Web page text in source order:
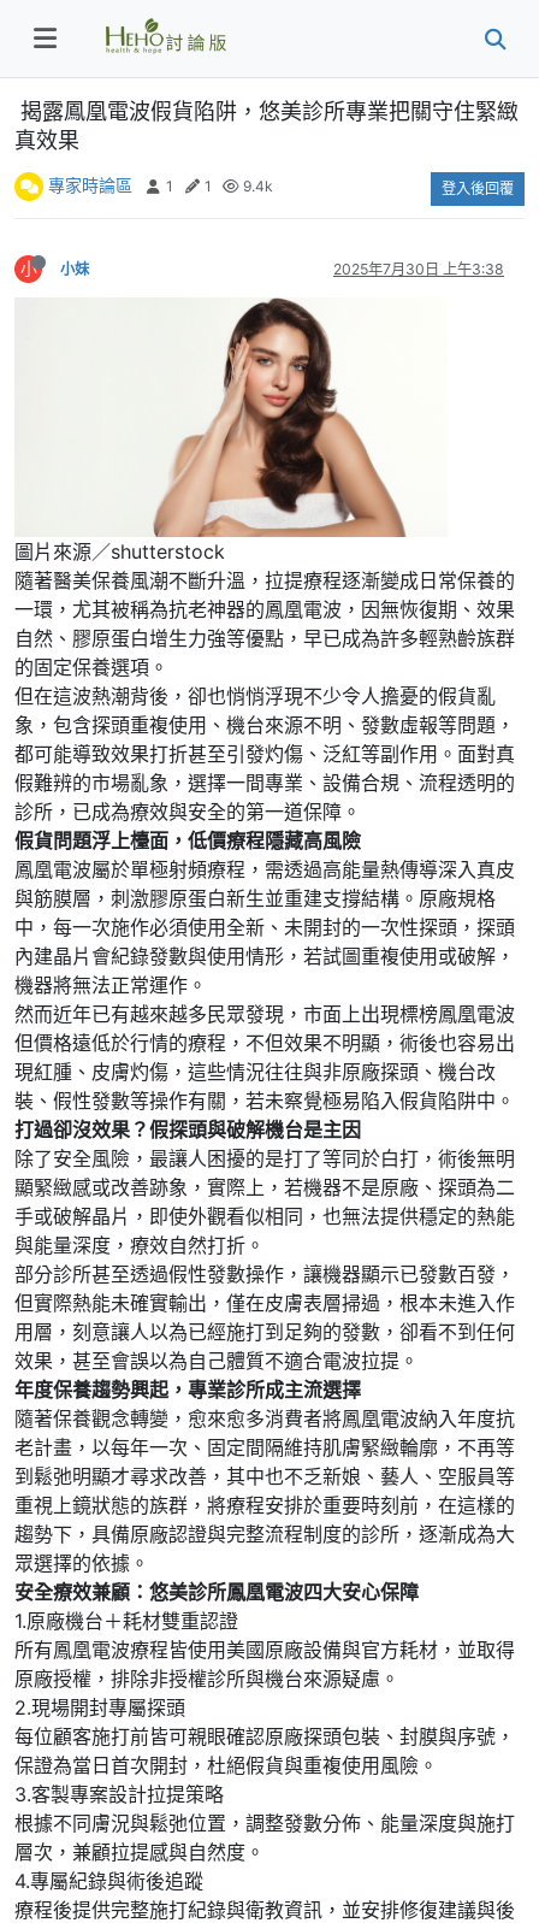
揭露鳳凰電波假貨陷阱，悠美診所專業把關守住緊緻
真效果
專家時論區 1 1 9.4k 登入後回覆
小 小妹 2025年7月30日 上午3:38
圖片來源／shutterstock
隨著醫美保養風潮不斷升溫，拉提療程逐漸變成日常保養的
一環，尤其被稱為抗老神器的鳳凰電波，因無恢復期、效果
自然、膠原蛋白增生力強等優點，早已成為許多輕熟齡族群
的固定保養選項。
但在這波熱潮背後，卻也悄悄浮現不少令人擔憂的假貨亂
象，包含探頭重複使用、機台來源不明、發數虛報等問題，
都可能導致效果打折甚至引發灼傷、泛紅等副作用。面對真
假難辨的市場亂象，選擇一間專業、設備合規、流程透明的
診所，已成為療效與安全的第一道保障。
假貨問題浮上檯面，低價療程隱藏高風險
鳳凰電波屬於單極射頻療程，需透過高能量熱傳導深入真皮
與筋膜層，刺激膠原蛋白新生並重建支撐結構。原廠規格
中，每一次施作必須使用全新、未開封的一次性探頭，探頭
內建晶片會紀錄發數與使用情形，若試圖重複使用或破解，
機器將無法正常運作。
然而近年已有越來越多民眾發現，市面上出現標榜鳳凰電波
但價格遠低於行情的療程，不但效果不明顯，術後也容易出
現紅腫、皮膚灼傷，這些情況往往與非原廠探頭、機台改
裝、假性發數等操作有關，若未察覺極易陷入假貨陷阱中。
打過卻沒效果？假探頭與破解機台是主因
除了安全風險，最讓人困擾的是打了等同於白打，術後無明
顯緊緻感或改善跡象，實際上，若機器不是原廠、探頭為二
手或破解晶片，即使外觀看似相同，也無法提供穩定的熱能
與能量深度，療效自然打折。
部分診所甚至透過假性發數操作，讓機器顯示已發數百發，
但實際熱能未確實輸出，僅在皮膚表層掃過，根本未進入作
用層，刻意讓人以為已經施打到足夠的發數，卻看不到任何
效果，甚至會誤以為自己體質不適合電波拉提。
年度保養趨勢興起，專業診所成主流選擇
隨著保養觀念轉變，愈來愈多消費者將鳳凰電波納入年度抗
老計畫，以每年一次、固定間隔維持肌膚緊緻輪廓，不再等
到鬆弛明顯才尋求改善，其中也不乏新娘、藝人、空服員等
重視上鏡狀態的族群，將療程安排於重要時刻前，在這樣的
趨勢下，具備原廠認證與完整流程制度的診所，逐漸成為大
眾選擇的依據。
安全療效兼顧：悠美診所鳳凰電波四大安心保障
1.原廠機台＋耗材雙重認證
所有鳳凰電波療程皆使用美國原廠設備與官方耗材，並取得
原廠授權，排除非授權診所與機台來源疑慮。
2.現場開封專屬探頭
每位顧客施打前皆可親眼確認原廠探頭包裝、封膜與序號，
保證為當日首次開封，杜絕假貨與重複使用風險。
3.客製專案設計拉提策略
根據不同膚況與鬆弛位置，調整發數分佈、能量深度與施打
層次，兼顧拉提感與自然度。
4.專屬紀錄與術後追蹤
療程後提供完整施打紀錄與衛教資訊，並安排修復建議與後